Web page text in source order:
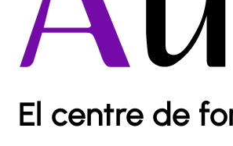
El centre de